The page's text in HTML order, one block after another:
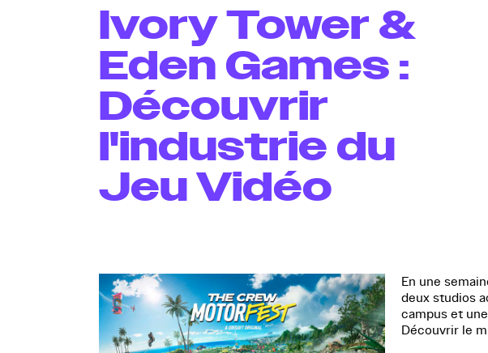
Ivory Tower &
Eden Games :
Découvrir
l'industrie du
Jeu Vidéo
En une
deux studios
campus et
Découvrir le